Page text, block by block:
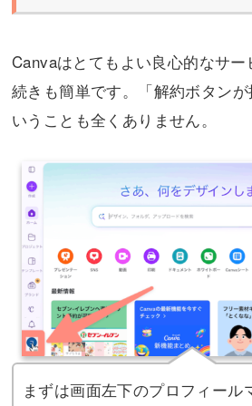
Canvaはとてもよい良心的なサ
続きも簡単です。「解約ボタン
いうことも全くありません。
まずは画面左下のプロフィール